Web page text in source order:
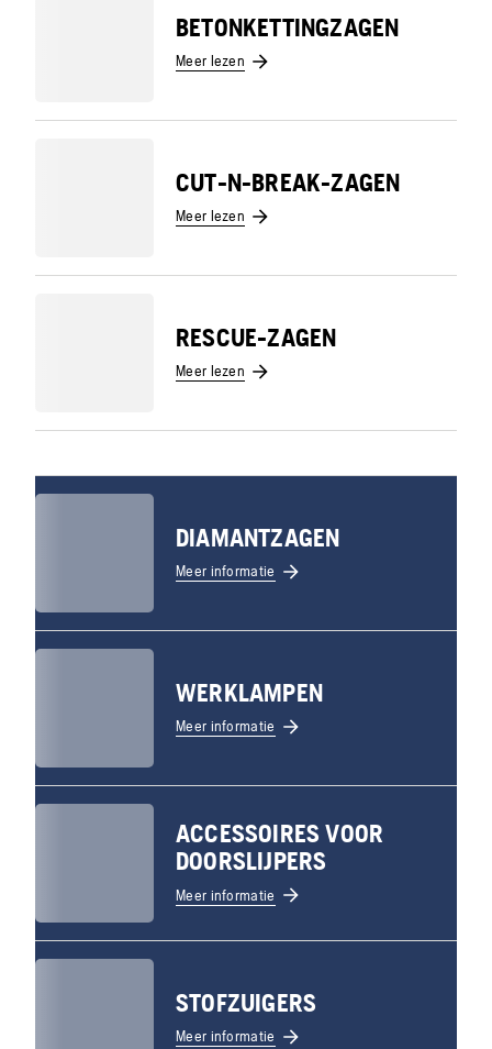
BETONKETTINGZAGEN
Meer lezen
CUT-N-BREAK-ZAGEN
Meer lezen
RESCUE-ZAGEN
Meer lezen
DIAMANTZAGEN
Meer informatie
WERKLAMPEN
Meer informatie
ACCESSOIRES VOOR
DOORSLIJPERS
Meer informatie
STOFZUIGERS
Meer informatie